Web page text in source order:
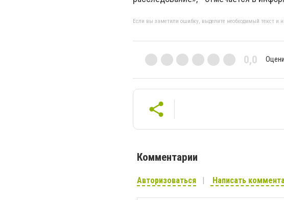
Если вы заметили ошибку, выделите необходимый текст и
0,0
Комментарии
Авторизоваться Написать